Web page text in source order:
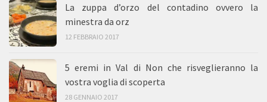
La zuppa d’orzo del contadino ovvero la
minestra da orz
12 FEBBRAIO 2017
5 eremi in Val di Non che risveglieranno la
vostra voglia di scoperta
28 GENNAIO 2017